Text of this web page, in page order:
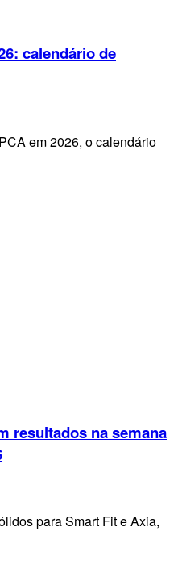
calendário de
em 2026, o calendário
resultados na semana
para Smart Fit e Axia,